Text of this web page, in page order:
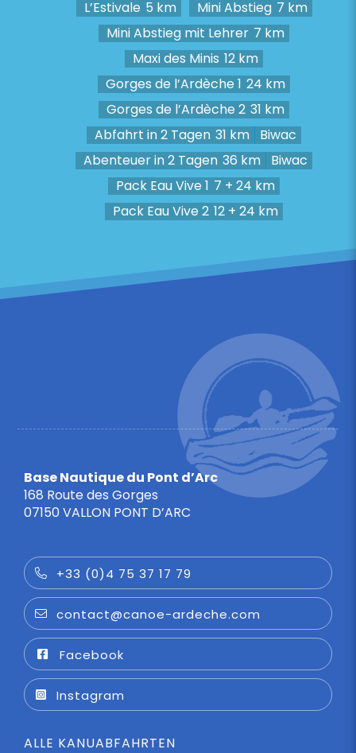
L’Estivale 5 km Mini Abstieg 7 km
Mini Abstieg mit Lehrer 7 km
Maxi des Minis 12 km
Gorges de l’Ardèche 1 24 km
Gorges de l’Ardèche 2 31 km
Abfahrt in 2 Tagen 31 km
Biwac
Abenteuer in 2 Tagen 36 km
Biwac
Pack Eau Vive 1 7 + 24 km
Pack Eau Vive 2 12 + 24 km
Base Nautique du Pont d’Arc
168 Route des Gorges
07150 VALLON PONT D’ARC
+33 (0)4 75 37 17 79
contact@canoe-ardeche.com
Facebook
Instagram
ALLE KANUABFAHRTEN